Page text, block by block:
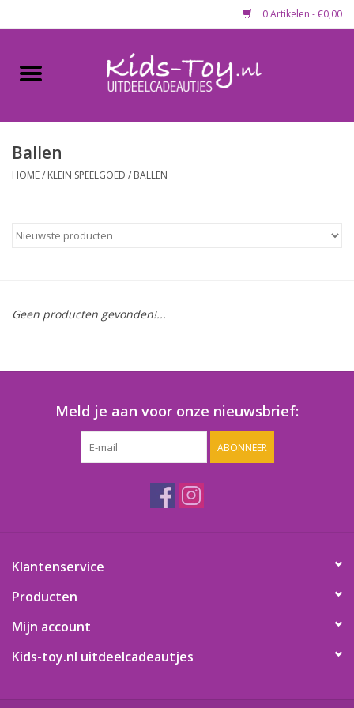
0 Artikelen - €0,00
Home
Gevulde capsules & mixen
Maandaanbieding
Lege capsules
Speelgoedpakketten
Gevulde capsules & mixen
Snoep / kauwgomballen
Ballen
HOME/ KLEIN SPEELGOED / BALLEN
Geen producten gevonden!...
Meld je aan voor onze nieuwsbrief:
ABONNEER
Klantenservice
Producten
Mijn account
Kids-toy.nl uitdeelcadeautjes